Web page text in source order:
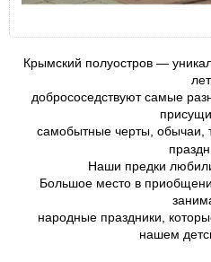
Крымский полуостров —
лет
добрососедствуют самые
самобытные черты, обычаи,
Наши предки любили
Большое место в
народные праздники,
нашем